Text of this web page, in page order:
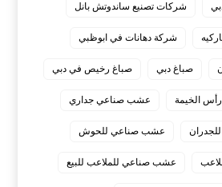
شركات تصنيع ساندوتش بانل
شركة دهانات في ابوظبي
صباغ دبي صباغ رخيص في دبي
الخيمة عشب صناعي جداري
عشب صناعي للحوش
عشب صناعي للملاعب للبيع